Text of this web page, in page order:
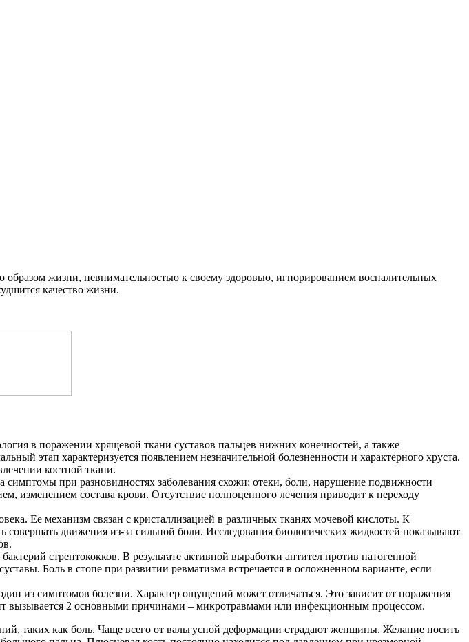
образом жизни, невнимательностью к своему здоровью, игнорированием воспалительных
качество жизни.
в поражении хрящевой ткани суставов пальцев нижних конечностей, а также
этап характеризуется появлением незначительной болезненности и характерного хруста.
костной ткани.
при разновидностях заболевания схожи: отеки, боли, нарушение подвижности
изменением состава крови. Отсутствие полноценного лечения приводит к переходу
Ее механизм связан с кристаллизацией в различных тканях мочевой кислоты. К
движения из-за сильной боли. Исследования биологических жидкостей показывают
стрептококков. В результате активной выработки антител против патогенной
Боль в стопе при развитии ревматизма встречается в осложненном варианте, если
из симптомов болезни. Характер ощущений может отличаться. Это зависит от поражения
вызывается 2 основными причинами – микротравмами или инфекционным процессом.
таких как боль. Чаще всего от вальгусной деформации страдают женщины. Желание носить